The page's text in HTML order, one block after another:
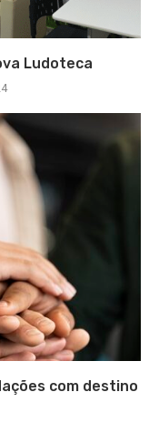
Ludoteca
com destino